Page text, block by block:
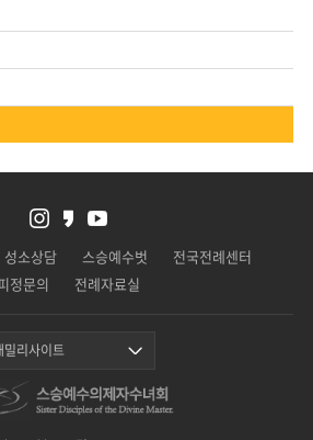
성소상담 스승예수벗
전국전례센터
정문의
전례자료실
밀리사이트